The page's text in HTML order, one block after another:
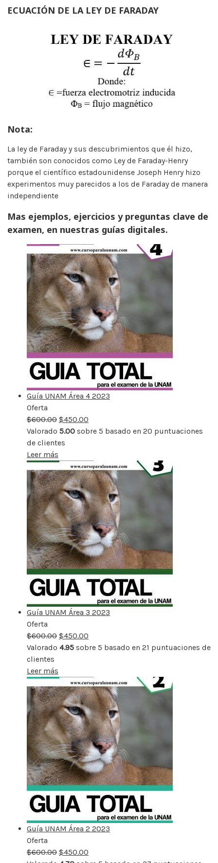
ECUACIÓN DE LA LEY DE FARADAY
Nota:
La ley de Faraday y sus descubrimientos que él hizo,
también son conocidos como Ley de Faraday-Henry
porque el científico estadounidense Joseph Henry hizo
experimentos muy parecidos a los de Faraday de manera
independiente
Mas ejemplos, ejercicios y preguntas clave de
examen, en nuestras guías digitales.
Guía UNAM Área 4 2023
Oferta
rebajado
$600.00 $450.00
Valorado 5.00 sobre 5 basado en 20 puntuaciones
de clientes
Leer más
Guía UNAM Área 3 2023
Oferta
rebajado
$600.00 $450.00
Valorado 4.95 sobre 5 basado en 21 puntuaciones de
clientes
Leer más
Guía UNAM Área 2 2023
Oferta
rebajado
$600.00 $450.00